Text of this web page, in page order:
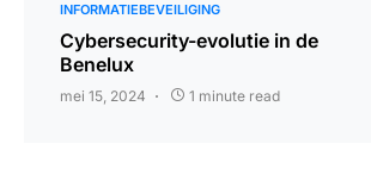
INFORMATIEBEVEILIGING
Cybersecurity-evolutie in de
Benelux
mei 15, 2024 1 minute read